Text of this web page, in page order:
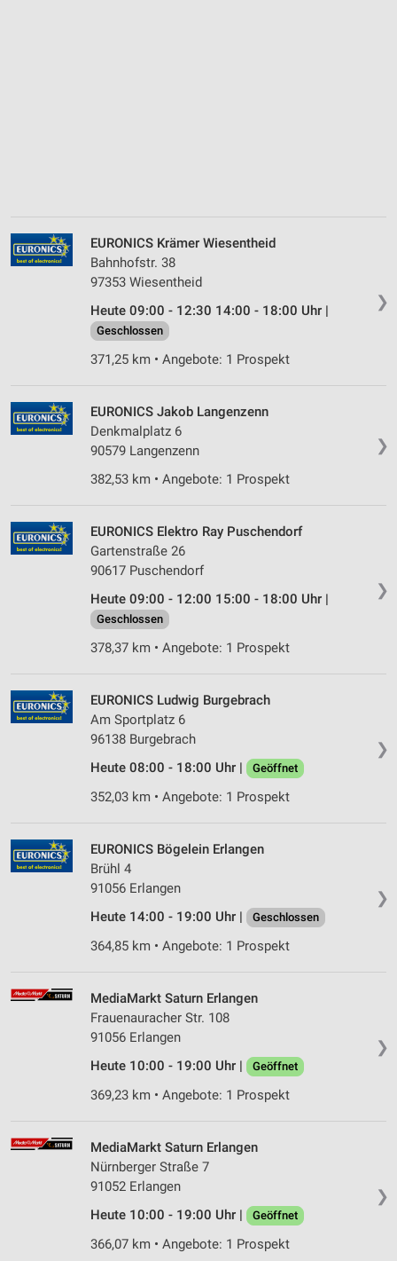
❯
EURONICS Krämer Wiesentheid
Bahnhofstr. 38
97353 Wiesentheid
Heute 09:00 - 12:30 14:00 - 18:00 Uhr |
Geschlossen
371,25 km • Angebote: 1 Prospekt
❯
EURONICS Jakob Langenzenn
Denkmalplatz 6
90579 Langenzenn
382,53 km • Angebote: 1 Prospekt
❯
EURONICS Elektro Ray Puschendorf
Gartenstraße 26
90617 Puschendorf
Heute 09:00 - 12:00 15:00 - 18:00 Uhr |
Geschlossen
378,37 km • Angebote: 1 Prospekt
❯
EURONICS Ludwig Burgebrach
Am Sportplatz 6
96138 Burgebrach
Heute 08:00 - 18:00 Uhr |
Geöffnet
352,03 km • Angebote: 1 Prospekt
❯
EURONICS Bögelein Erlangen
Brühl 4
91056 Erlangen
Heute 14:00 - 19:00 Uhr |
Geschlossen
364,85 km • Angebote: 1 Prospekt
❯
MediaMarkt Saturn Erlangen
Frauenauracher Str. 108
91056 Erlangen
Heute 10:00 - 19:00 Uhr |
Geöffnet
369,23 km • Angebote: 1 Prospekt
❯
MediaMarkt Saturn Erlangen
Nürnberger Straße 7
91052 Erlangen
Heute 10:00 - 19:00 Uhr |
Geöffnet
366,07 km • Angebote: 1 Prospekt